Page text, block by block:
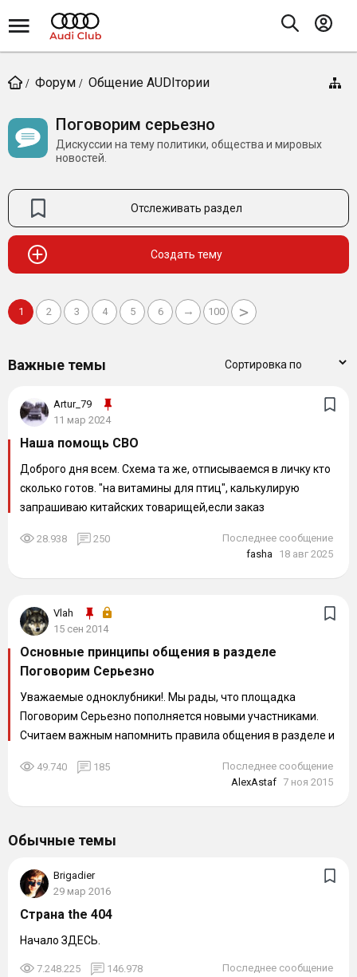
Форум Общение AUDIтории
Поговорим серьезно
Дискуссии на тему политики, общества и мировых
новостей.
Отслеживать раздел
Создать тему
1 2 3 4 5 6 → 100 >
Важные темы
Artur_79
11 мар 2024
Наша помощь СВО
Доброго дня всем. Схема та же, отписываемся в личку кто
сколько готов. "на витамины для птиц", калькулирую
запрашиваю китайских товарищей,если заказ
28.938 250
Последнее сообщение
fasha 18 авг 2025
Vlah
15 сен 2014
Основные принципы общения в разделе
Поговорим Серьезно
Уважаемые одноклубники!. Мы рады, что площадка
Поговорим Серьезно пополняется новыми участниками.
Считаем важным напомнить правила общения в разделе и
49.740 185
Последнее сообщение
AlexAstaf 7 ноя 2015
Обычные темы
Brigadier
29 мар 2016
Страна the 404
Начало ЗДЕСЬ.
7.248.225 146.978
Последнее сообщение